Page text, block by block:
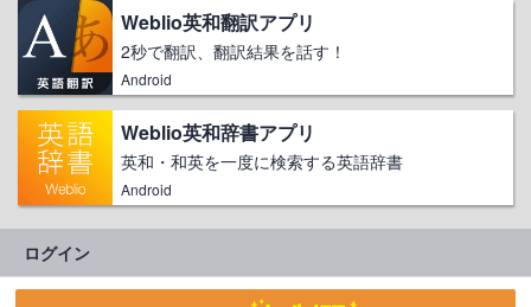
Weblio英和翻訳アプリ
2秒で翻訳、翻訳結果を話す！
Android
Weblio英和辞書アプリ
英和・和英を一度に検索する英語辞書
Android
ログイン